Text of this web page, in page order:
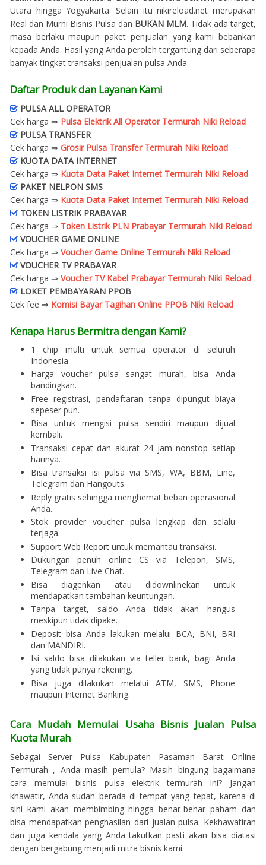
Utara hingga Yogyakarta. Selain itu nikireload.net merupakan
Real dan Murni Bisnis Pulsa dan BUKAN MLM. Tidak ada target,
masa berlaku maupun paket penjualan yang kami bebankan
kepada Anda. Hasil yang Anda peroleh tergantung dari seberapa
banyak tingkat transaksi penjualan pulsa Anda.
Daftar Produk dan Layanan Kami
PULSA ALL OPERATOR
Cek harga ⇒ Pulsa Elektrik All Operator Termurah Niki Reload
PULSA TRANSFER
Cek harga ⇒ Grosir Pulsa Transfer Termurah Niki Reload
KUOTA DATA INTERNET
Cek harga ⇒ Kuota Data Paket Internet Termurah Niki Reload
PAKET NELPON SMS
Cek harga ⇒ Kuota Data Paket Internet Termurah Niki Reload
TOKEN LISTRIK PRABAYAR
Cek harga ⇒ Token Listrik PLN Prabayar Termurah Niki Reload
VOUCHER GAME ONLINE
Cek harga ⇒ Voucher Game Online Termurah Niki Reload
VOUCHER TV PRABAYAR
Cek harga ⇒ Voucher TV Kabel Prabayar Termurah Niki Reload
LOKET PEMBAYARAN PPOB
Cek fee ⇒ Komisi Bayar Tagihan Online PPOB Niki Reload
Kenapa Harus Bermitra dengan Kami?
1 chip multi untuk semua operator di seluruh
Indonesia.
Harga voucher pulsa sangat murah, bisa Anda
bandingkan.
Free registrasi, pendaftaran tanpa dipungut biaya
sepeser pun.
Bisa untuk mengisi pulsa sendiri maupun dijual
kembali.
Transaksi cepat dan akurat 24 jam nonstop setiap
harinya.
Bisa transaksi isi pulsa via SMS, WA, BBM, Line,
Telegram dan Hangouts.
Reply gratis sehingga menghemat beban operasional
Anda.
Stok provider voucher pulsa lengkap dan selalu
terjaga.
Support Web Report untuk memantau transaksi.
Dukungan penuh online CS via Telepon, SMS,
Telegram dan Live Chat.
Bisa diagenkan atau didownlinekan untuk
mendapatkan tambahan keuntungan.
Tanpa target, saldo Anda tidak akan hangus
meskipun tidak dipake.
Deposit bisa Anda lakukan melalui BCA, BNI, BRI
dan MANDIRI.
Isi saldo bisa dilakukan via teller bank, bagi Anda
yang tidak punya rekening.
Bisa juga dilakukan melalui ATM, SMS, Phone
maupun Internet Banking.
Cara Mudah Memulai Usaha Bisnis Jualan Pulsa
Kuota Murah
Sebagai Server Pulsa Kabupaten Pasaman Barat Online
Termurah , Anda masih pemula? Masih bingung bagaimana
cara memulai bisnis pulsa elektrik termurah ini? Jangan
khawatir, Anda sudah berada di tempat yang tepat, karena di
sini kami akan membimbing hingga benar-benar paham dan
bisa mendapatkan penghasilan dari jualan pulsa. Kekhawatiran
dan juga kendala yang Anda takutkan pasti akan bisa diatasi
dengan bergabung menjadi mitra bisnis kami.